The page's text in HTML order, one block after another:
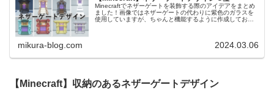
Minecraftでネザーゲートを装飾する際のアイデアをまとめ
ました！画像ではネザーゲートの代わりに紫色のガラスを
使用していますが、ちゃんと機能するように作成しており
mikura-blog.com 2024.03.06
【Minecraft】収納のあるネザーゲートデザイン